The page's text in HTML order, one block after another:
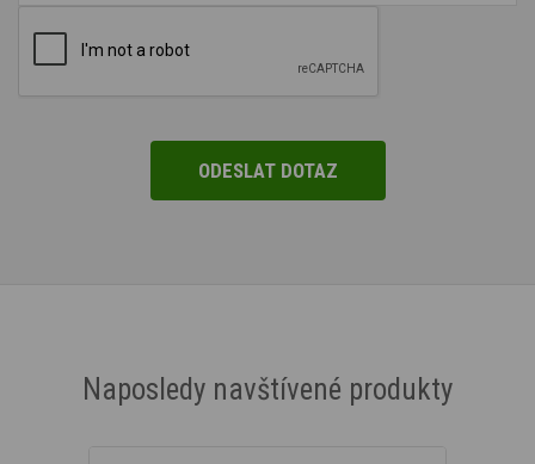
Naposledy navštívené produkty